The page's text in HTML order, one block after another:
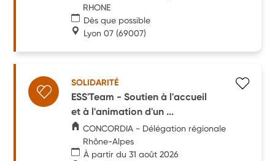
RHONE
Dès que possible
Lyon 07 (69007)
SOLIDARITÉ
ESS'Team - Soutien à l'accueil
et à l'animation d'un ...
CONCORDIA - Délégation régionale
Rhône-Alpes
À partir du 31 août 2026